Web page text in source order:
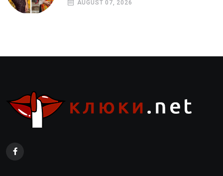
AUGUST 07, 2026